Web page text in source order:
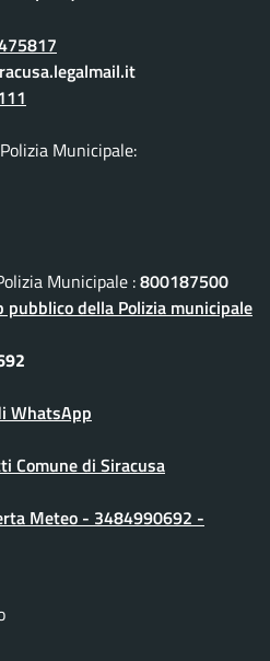
Municipale:
Municipale :800187500
della Polizia municipale
WhatsApp
Comune di Siracusa
Meteo - 3484990692 -